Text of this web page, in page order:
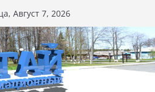
Август 7, 2026